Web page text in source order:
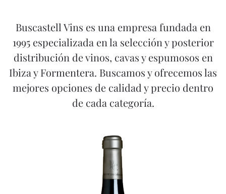
Buscastell Vins es una empresa fundada en
1995 especializada en la selección y posterior
distribución de vinos, cavas y espumosos en
Ibiza y Formentera. Buscamos y ofrecemos las
mejores opciones de calidad y precio dentro
de cada categoría.